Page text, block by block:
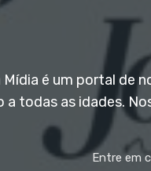
Mídia é um portal de
a todas as idades.
Entre em